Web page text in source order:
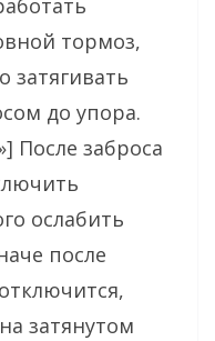
тормоз,
затягивать
до упора.
После заброса
ослабить
после
затянутом